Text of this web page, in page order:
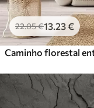
22.05€13 .23€